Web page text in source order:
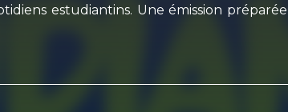
estudiantins. Une émission